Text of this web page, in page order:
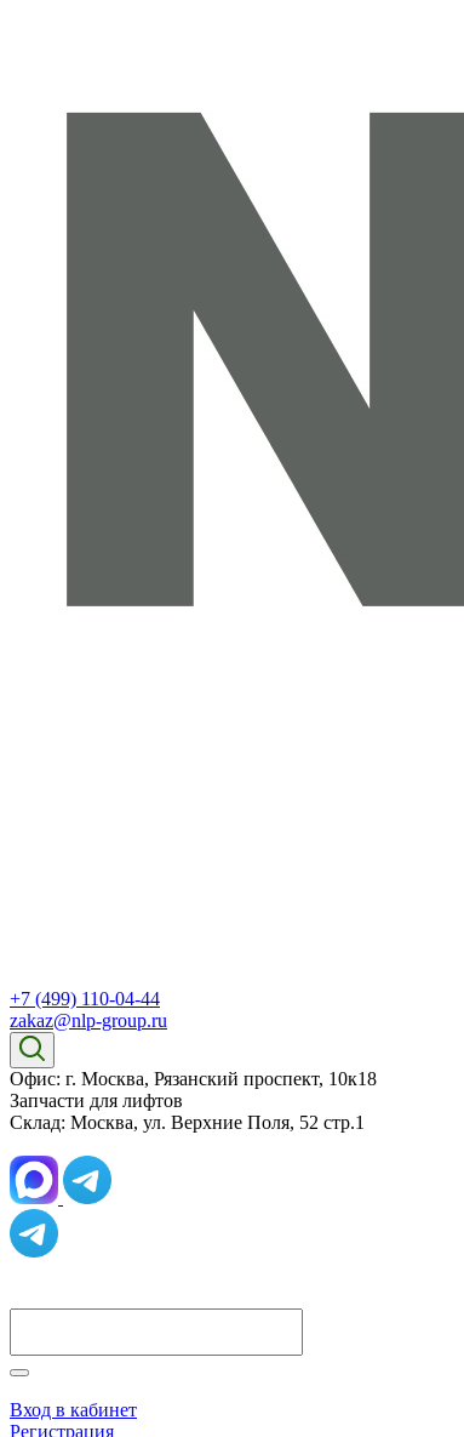
+7 (499) 110-04-44
zakaz@nlp-group.ru
Офис: г. Москва, Рязанский проспект, 10к18
Запчасти для лифтов
Склад: Москва, ул. Верхние Поля, 52 стр.1
Вход в кабинет
Регистрация